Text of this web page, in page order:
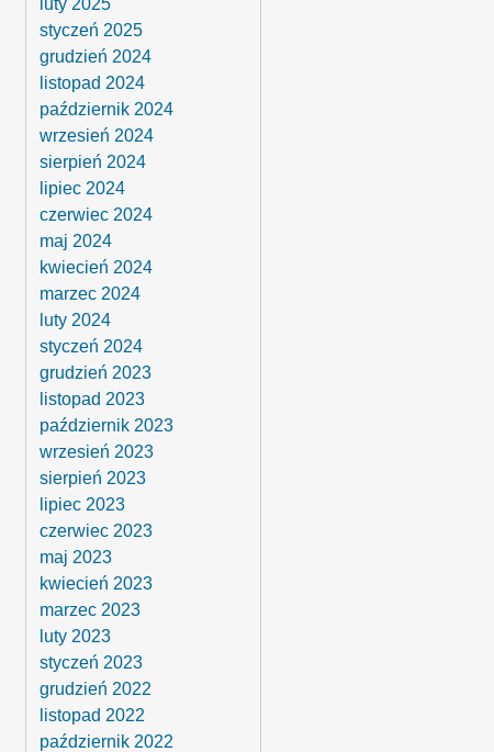
luty 2025
styczeń 2025
grudzień 2024
listopad 2024
październik 2024
wrzesień 2024
sierpień 2024
lipiec 2024
czerwiec 2024
maj 2024
kwiecień 2024
marzec 2024
luty 2024
styczeń 2024
grudzień 2023
listopad 2023
październik 2023
wrzesień 2023
sierpień 2023
lipiec 2023
czerwiec 2023
maj 2023
kwiecień 2023
marzec 2023
luty 2023
styczeń 2023
grudzień 2022
listopad 2022
październik 2022